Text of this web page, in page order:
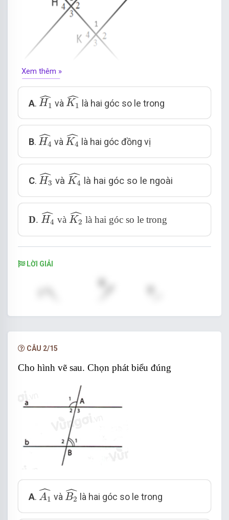
Chọn phát biểu đúng
Xem thêm »
A. ˆ
H1
H1
vàˆ
K1
K1
là hai góc so le trong
B. ˆ
H4
H4
và ˆ
K4
K4
là hai góc đồng vị
C. ˆ
H3
H3
vàˆ
K4
K4
là hai góc so le ngoài
D. ˆ
H4
H4
và ˆ
K2
K2
là hai góc so le trong
LỜI GIẢI
CÂU 2/15
Cho hình vẽ sau. Chọn phát biểu đúng
A. ˆ
A1
A1
và ˆ
B2
B2
là hai góc so le trong